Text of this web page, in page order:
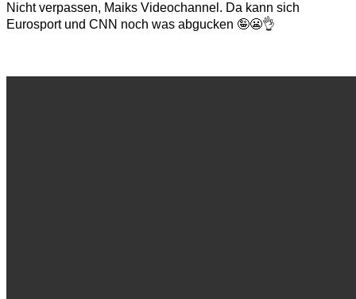
Nicht verpassen, Maiks Videochannel. Da kann sich
Eurosport und CNN noch was abgucken 🤪😬👌